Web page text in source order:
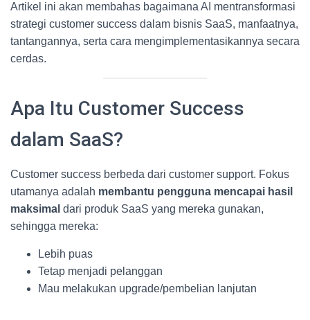
Artikel ini akan membahas bagaimana AI mentransformasi
strategi customer success dalam bisnis SaaS, manfaatnya,
tantangannya, serta cara mengimplementasikannya secara
cerdas.
Apa Itu Customer Success
dalam SaaS?
Customer success berbeda dari customer support. Fokus
utamanya adalah membantu pengguna mencapai hasil
maksimal dari produk SaaS yang mereka gunakan,
sehingga mereka:
Lebih puas
Tetap menjadi pelanggan
Mau melakukan upgrade/pembelian lanjutan